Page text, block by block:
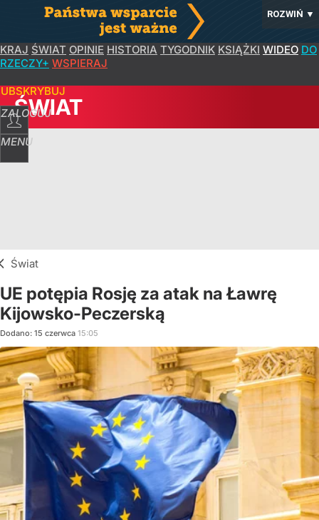
ROZWIŃ ▼
KRAJ ŚWIAT OPINIE HISTORIA TYGODNIK KSIĄŻKI WIDEO DO
RZECZY+ WSPIERAJ
ZALOGUJ
MENU
ŚWIAT
Świat
UE potępia Rosję za atak na Ławrę
Kijowsko-Peczerską
Dodano: 15 czerwca 15:05